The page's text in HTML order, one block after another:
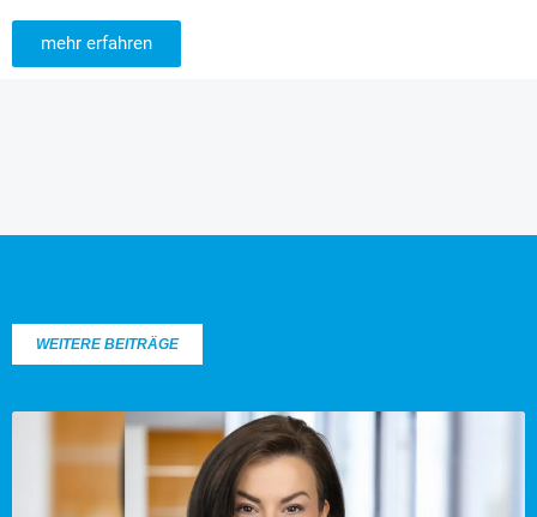
mehr erfahren
WEITERE BEITRÄGE